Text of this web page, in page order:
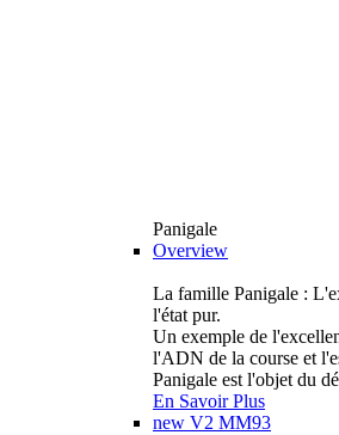
Panigale
Overview
La famille Panigale :
l'état pur.
Un exemple de
l'ADN de la course et
Panigale est l'objet du
En Savoir Plus
new V2 MM93